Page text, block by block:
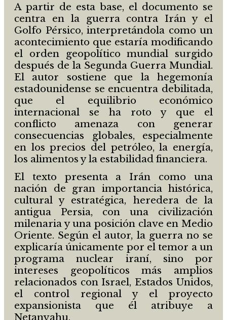
A partir de esta base, el documento se
centra en la guerra contra Irán y el
Golfo Pérsico, interpretándola como un
acontecimiento que estaría modificando
el orden geopolítico mundial surgido
después de la Segunda Guerra Mundial.
El autor sostiene que la hegemonía
estadounidense se encuentra debilitada,
que el equilibrio económico
internacional se ha roto y que el
conflicto amenaza con generar
consecuencias globales, especialmente
en los precios del petróleo, la energía,
los alimentos y la estabilidad financiera.
El texto presenta a Irán como una
nación de gran importancia histórica,
cultural y estratégica, heredera de la
antigua Persia, con una civilización
milenaria y una posición clave en Medio
Oriente. Según el autor, la guerra no se
explicaría únicamente por el temor a un
programa nuclear iraní, sino por
intereses geopolíticos más amplios
relacionados con Israel, Estados Unidos,
el control regional y el proyecto
expansionista que él atribuye a
Netanyahu.